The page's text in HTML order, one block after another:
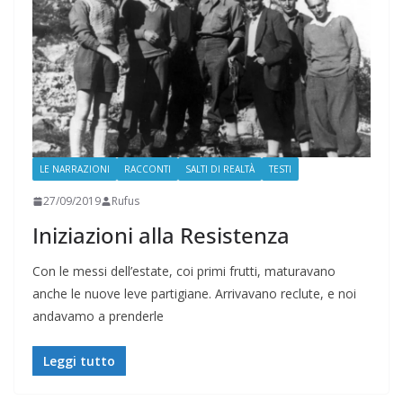
LE NARRAZIONI RACCONTI SALTI DI REALTÀ TESTI
27/09/2019 Rufus
Iniziazioni alla Resistenza
Con le messi dell’estate, coi primi frutti, maturavano
anche le nuove leve partigiane. Arrivavano reclute, e noi
andavamo a prenderle
Leggi tutto